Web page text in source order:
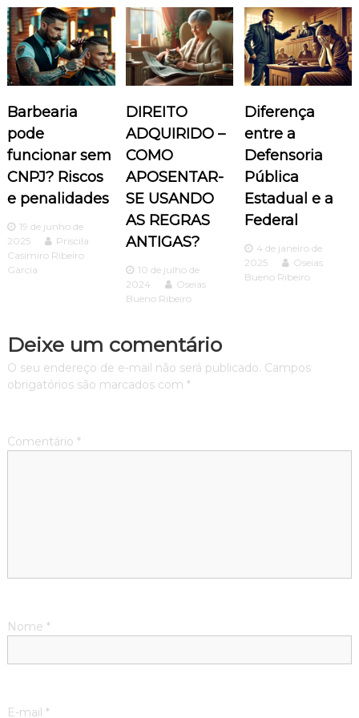
a
ç
ã
o
d
e
P
o
t
Barbearia
pode
funcionar sem
CNPJ? Riscos
e penalidades
19 de junho de
2025
Priscila
Casimiro Ribeiro
Garcia
DIREITO
ADQUIRIDO –
COMO
APOSENTAR-
SE USANDO
AS REGRAS
ANTIGAS?
10 de julho de
2024
Oseias
Bueno Ribeiro
Diferença
entre a
Defensoria
Pública
Estadual e a
Federal
4 de janeiro de
2025
Oseias
Bueno Ribeiro
Deixe um comentário
O seu endereço de e-mail não será publicado. Campos
obrigatórios são marcados com *
Comentário *
Nome *
E-mail *